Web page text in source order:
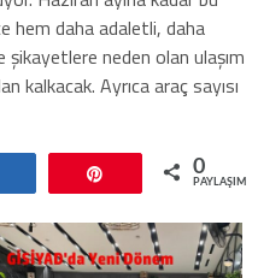
hem daha adaletli, daha
neden olan ulaşım
kalkacak. Ayrıca araç sayısı
0